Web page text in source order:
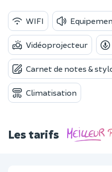
WIFI
Vidéoprojecteur
Carnet de notes &
Climatisation
Les tarifs